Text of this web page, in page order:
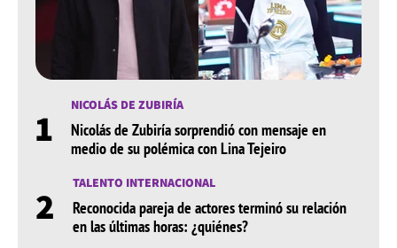
1 NICOLÁS DE ZUBIRÍA
Nicolás de Zubiría sorprendió con mensaje en
medio de su polémica con Lina Tejeiro
2 TALENTO INTERNACIONAL
Reconocida pareja de actores terminó su relación
en las últimas horas: ¿quiénes?